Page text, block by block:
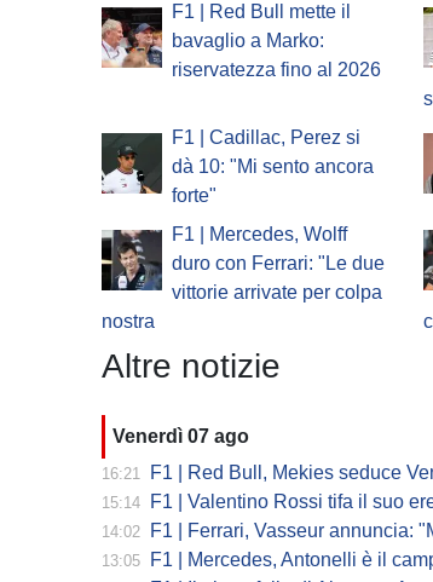
F1 | Red Bull mette il
bavaglio a Marko:
riservatezza fino al 2026
F1 | Cadillac, Perez si
dà 10: "Mi sento ancora
forte"
F1 | Mercedes, Wolff
duro con Ferrari: "Le due
vittorie arrivate per colpa
nostra
Altre notizie
Venerdì 07 ago
16:21 F1 | Red Bull, Mekies seduce
15:14 F1 | Valentino Rossi tifa il suo erede
14:02 F1 | Ferrari, Vasseur annuncia: "Manca poco a
13:05 F1 | Mercedes, Antonelli è il campione gentile,